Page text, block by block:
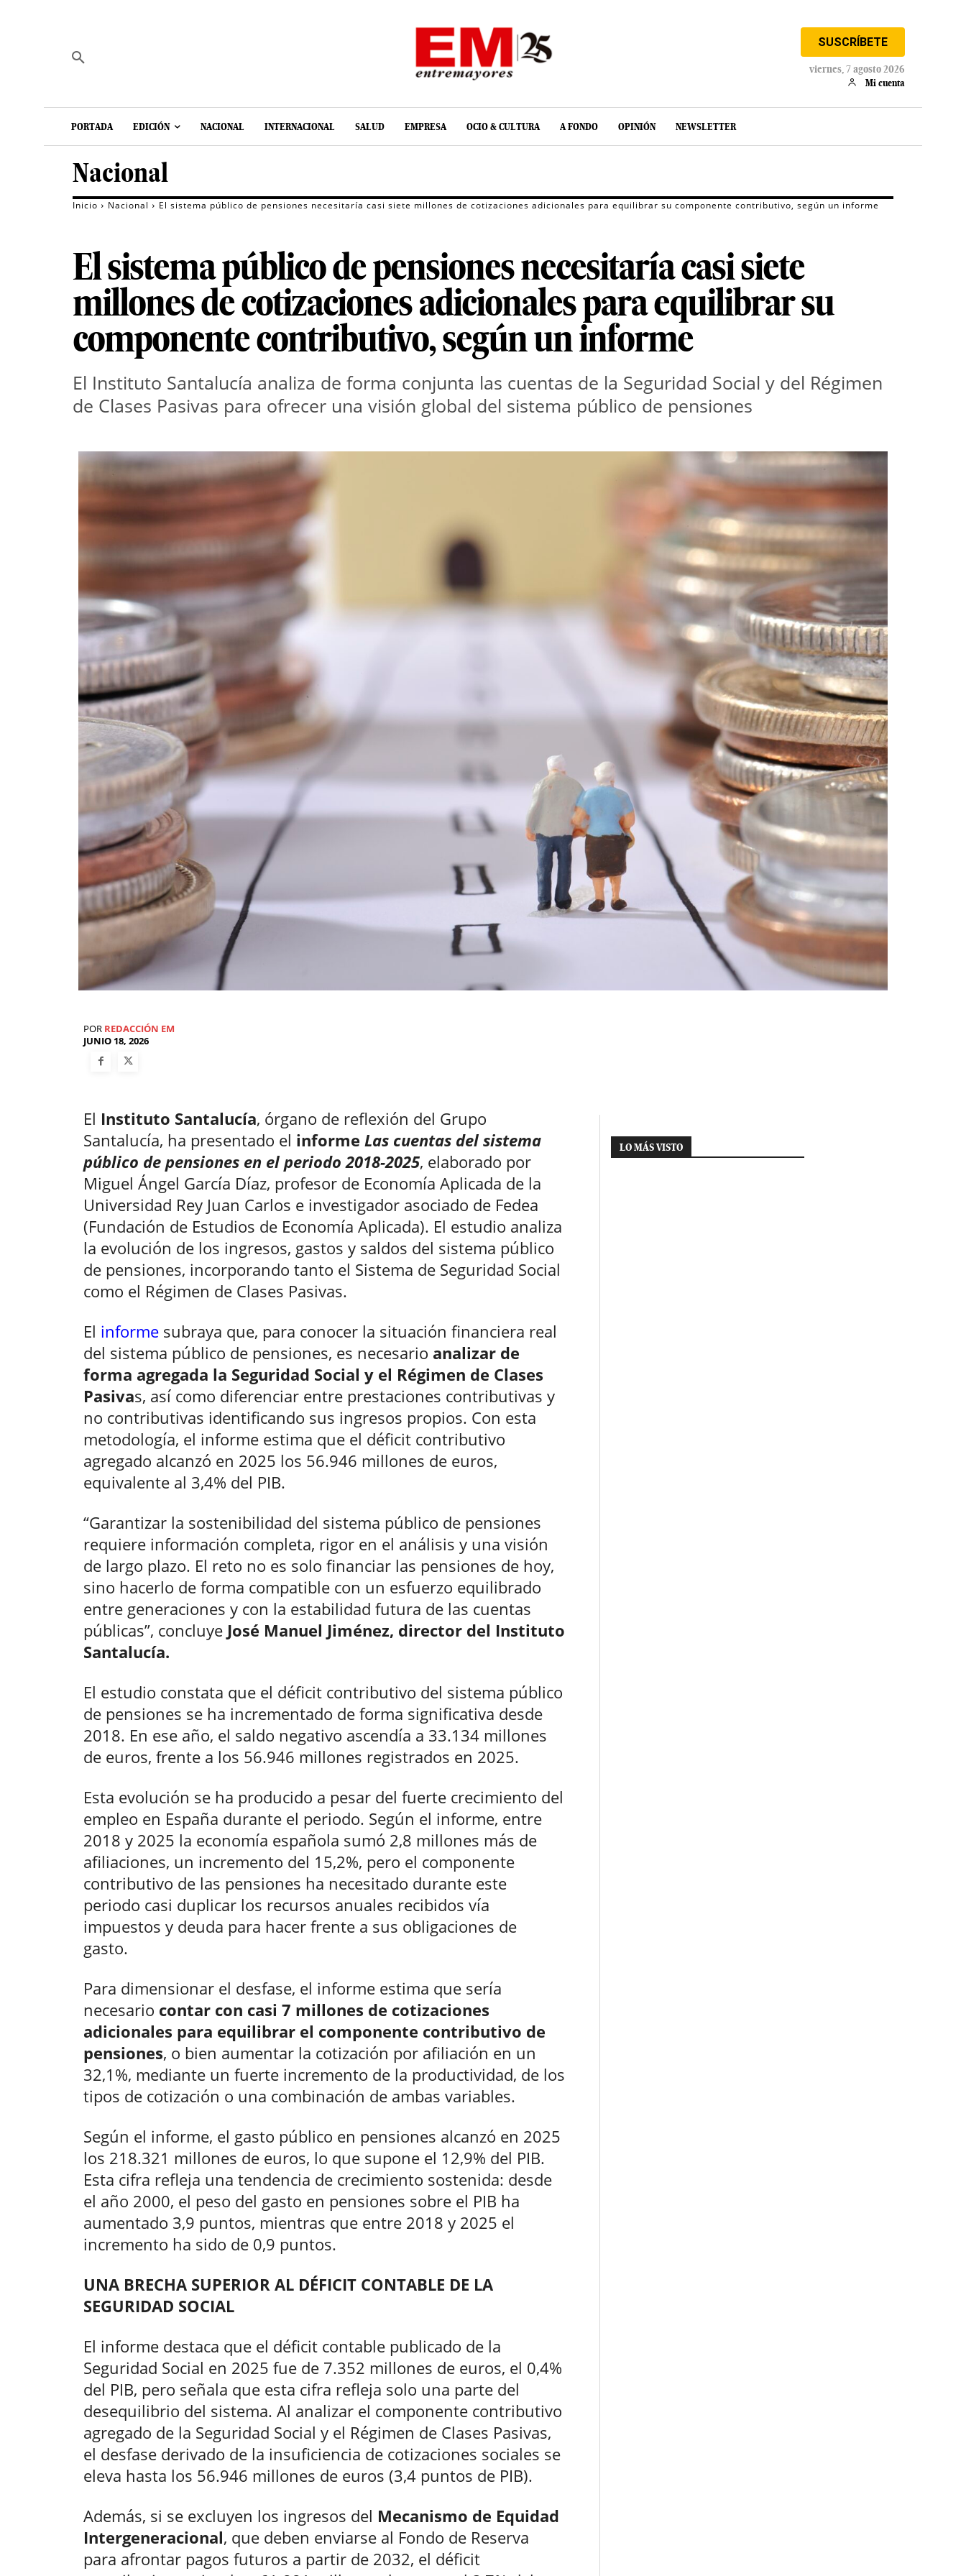
SUSCRÍBETE
viernes, 7 agosto 2026
Mi cuenta
PORTADA EDICIÓN NACIONAL INTERNACIONAL SALUD EMPRESA OCIO & CULTURA A FONDO OPINIÓN NEWSLETTER
Nacional
Inicio Nacional El sistema público de pensiones necesitaría casi siete millones de cotizaciones adicionales para equilibrar su componente contributivo, según un informe
El sistema público de pensiones necesitaría casi siete
millones de cotizaciones adicionales para equilibrar su
componente contributivo, según un informe
El Instituto Santalucía analiza de forma conjunta las cuentas de la Seguridad Social y del Régimen
de Clases Pasivas para ofrecer una visión global del sistema público de pensiones
POR REDACCIÓN EM
JUNIO 18, 2026
El Instituto Santalucía, órgano de reflexión del Grupo
Santalucía, ha presentado el informe Las cuentas del sistema
público de pensiones en el periodo 2018-2025, elaborado por
Miguel Ángel García Díaz, profesor de Economía Aplicada de la
Universidad Rey Juan Carlos e investigador asociado de Fedea
(Fundación de Estudios de Economía Aplicada). El estudio analiza
la evolución de los ingresos, gastos y saldos del sistema público
de pensiones, incorporando tanto el Sistema de Seguridad Social
como el Régimen de Clases Pasivas.
El informe subraya que, para conocer la situación financiera real
del sistema público de pensiones, es necesario analizar de
forma agregada la Seguridad Social y el Régimen de Clases
Pasivas, así como diferenciar entre prestaciones contributivas y
no contributivas identificando sus ingresos propios. Con esta
metodología, el informe estima que el déficit contributivo
agregado alcanzó en 2025 los 56.946 millones de euros,
equivalente al 3,4% del PIB.
“Garantizar la sostenibilidad del sistema público de pensiones
requiere información completa, rigor en el análisis y una visión
de largo plazo. El reto no es solo financiar las pensiones de hoy,
sino hacerlo de forma compatible con un esfuerzo equilibrado
entre generaciones y con la estabilidad futura de las cuentas
públicas”, concluye José Manuel Jiménez, director del Instituto
Santalucía.
El estudio constata que el déficit contributivo del sistema público
de pensiones se ha incrementado de forma significativa desde
2018. En ese año, el saldo negativo ascendía a 33.134 millones
de euros, frente a los 56.946 millones registrados en 2025.
Esta evolución se ha producido a pesar del fuerte crecimiento del
empleo en España durante el periodo. Según el informe, entre
2018 y 2025 la economía española sumó 2,8 millones más de
afiliaciones, un incremento del 15,2%, pero el componente
contributivo de las pensiones ha necesitado durante este
periodo casi duplicar los recursos anuales recibidos vía
impuestos y deuda para hacer frente a sus obligaciones de
gasto.
Para dimensionar el desfase, el informe estima que sería
necesario contar con casi 7 millones de cotizaciones
adicionales para equilibrar el componente contributivo de
pensiones, o bien aumentar la cotización por afiliación en un
32,1%, mediante un fuerte incremento de la productividad, de los
tipos de cotización o una combinación de ambas variables.
Según el informe, el gasto público en pensiones alcanzó en 2025
los 218.321 millones de euros, lo que supone el 12,9% del PIB.
Esta cifra refleja una tendencia de crecimiento sostenida: desde
el año 2000, el peso del gasto en pensiones sobre el PIB ha
aumentado 3,9 puntos, mientras que entre 2018 y 2025 el
incremento ha sido de 0,9 puntos.
UNA BRECHA SUPERIOR AL DÉFICIT CONTABLE DE LA
SEGURIDAD SOCIAL
El informe destaca que el déficit contable publicado de la
Seguridad Social en 2025 fue de 7.352 millones de euros, el 0,4%
del PIB, pero señala que esta cifra refleja solo una parte del
desequilibrio del sistema. Al analizar el componente contributivo
agregado de la Seguridad Social y el Régimen de Clases Pasivas,
el desfase derivado de la insuficiencia de cotizaciones sociales se
eleva hasta los 56.946 millones de euros (3,4 puntos de PIB).
Además, si se excluyen los ingresos del Mecanismo de Equidad
Intergeneracional, que deben enviarse al Fondo de Reserva
para afrontar pagos futuros a partir de 2032, el déficit
LO MÁS VISTO